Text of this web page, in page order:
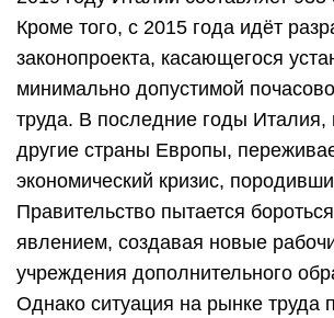
Кроме того, с 2015 года идёт
законопроекта, касающегося
минимально допустимой
труда. В последние годы Италия,
другие страны Европы,
экономический кризис,
Правительство пытается
явлением, создавая новые
учреждения дополнительного
Однако ситуация на рынке труда